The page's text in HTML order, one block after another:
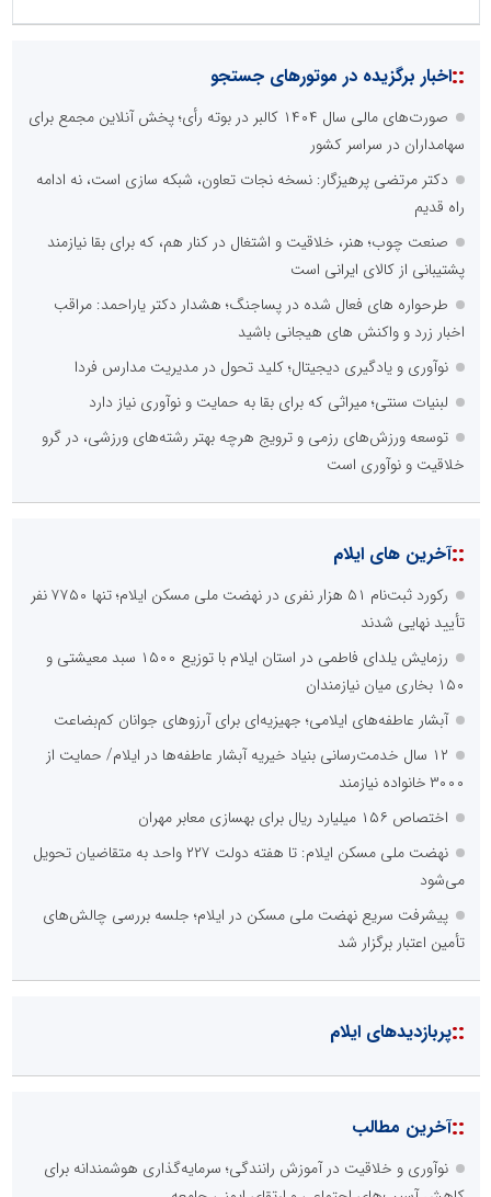
::اخبار برگزیده در موتورهای جستجو
صورت‌های مالی سال ۱۴۰۴ کالبر در بوته رأی؛ پخش آنلاین مجمع برای
سهامداران در سراسر کشور
دکتر مرتضی پرهیزگار: نسخه نجات تعاون، شبکه سازی است، نه ادامه
راه قدیم
صنعت چوب؛ هنر، خلاقیت و اشتغال در کنار هم، که برای بقا نیازمند
پشتیبانی از کالای ایرانی است
طرحواره های فعال شده در پساجنگ؛ هشدار دکتر یاراحمد: مراقب
اخبار زرد و واکنش های هیجانی باشید
نوآوری و یادگیری دیجیتال؛ کلید تحول در مدیریت مدارس فردا
لبنیات سنتی؛ میراثی که برای بقا به حمایت و نوآوری نیاز دارد
توسعه ورزش‌های رزمی و ترویج هرچه بهتر رشته‌های ورزشی، در گرو
خلاقیت و نوآوری است
::آخرین های ایلام
رکورد ثبت‌نام ۵۱ هزار نفری در نهضت ملی مسکن ایلام؛ تنها ۷۷۵۰ نفر
تأیید نهایی شدند
رزمایش یلدای فاطمی در استان ایلام با توزیع ۱۵۰۰ سبد معیشتی و
۱۵۰ بخاری میان نیازمندان
آبشار عاطفه‌های ایلامی؛ جهیزیه‌ای برای آرزوهای جوانان کم‌بضاعت
۱۲ سال خدمت‌رسانی بنیاد خیریه آبشار عاطفه‌ها در ایلام/ حمایت از
۳۰۰۰ خانواده نیازمند
اختصاص ۱۵۶ میلیارد ریال برای بهسازی معابر مهران
نهضت ملی مسکن ایلام: تا هفته دولت ۲۲۷ واحد به متقاضیان تحویل
می‌شود
پیشرفت سریع نهضت ملی مسکن در ایلام؛ جلسه بررسی چالش‌های
تأمین اعتبار برگزار شد
::پربازدیدهای ایلام
::آخرین مطالب
نوآوری و خلاقیت در آموزش رانندگی؛ سرمایه‌گذاری هوشمندانه برای